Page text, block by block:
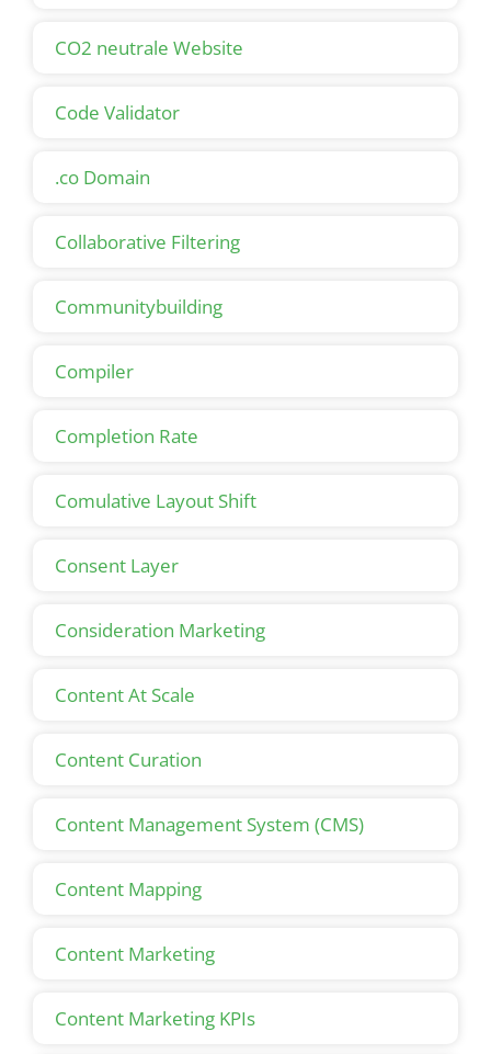
CO2 neutrale Website
Code Validator
.co Domain
Collaborative Filtering
Communitybuilding
Compiler
Completion Rate
Comulative Layout Shift
Consent Layer
Consideration Marketing
Content At Scale
Content Curation
Content Management System (CMS)
Content Mapping
Content Marketing
Content Marketing KPIs